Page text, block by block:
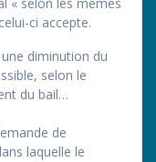
ci accepte.
diminution du
selon le
du bail…
de
laquelle le